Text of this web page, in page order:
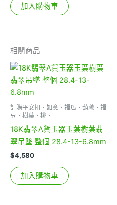
加入購物車
相關商品
訂購平安扣、如意、福瓜、葫蘆、福
豆、樹葉、桃、
18K翡翠A貨玉器玉葉樹葉翡
翠吊墜 整個 28.4-13-6.8mm
$4,580
加入購物車